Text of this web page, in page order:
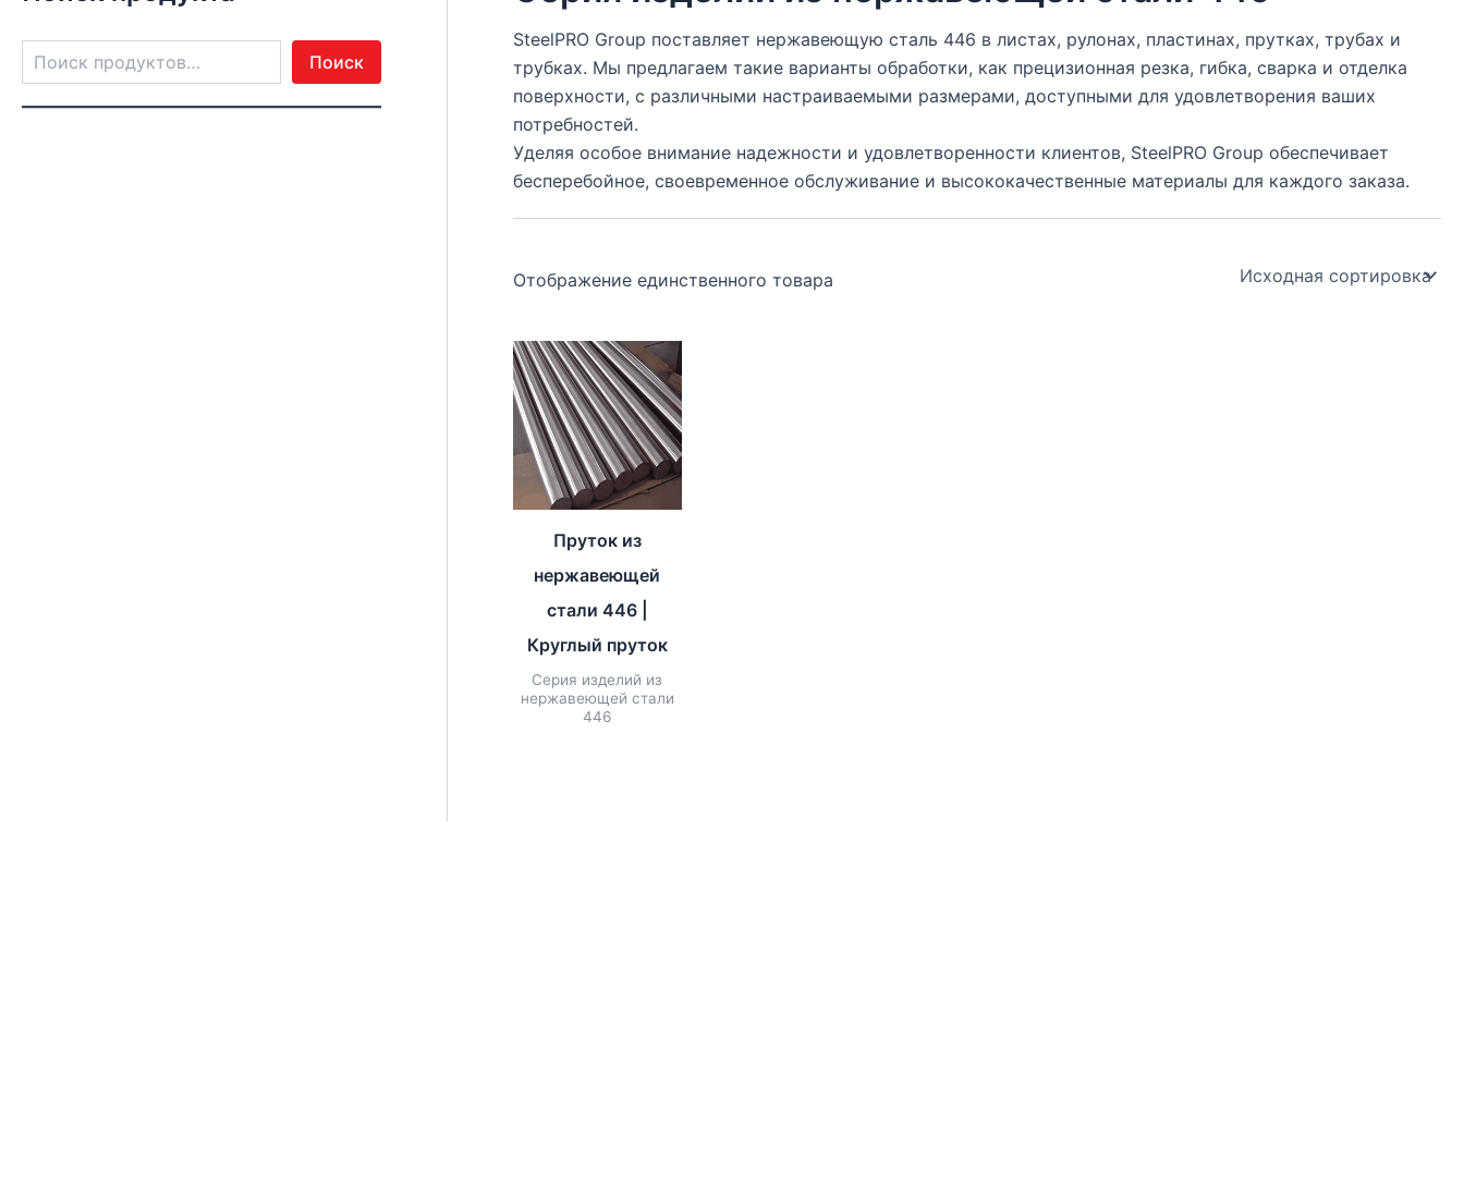
Поиск
SteelPRO Group поставляет нержавеющую сталь 446 в листах, рулонах, пластинах, прутках, трубах и
трубках. Мы предлагаем такие варианты обработки, как прецизионная резка, гибка, сварка и отделка
поверхности, с различными настраиваемыми размерами, доступными для удовлетворения ваших
потребностей.
Уделяя особое внимание надежности и удовлетворенности клиентов, SteelPRO Group обеспечивает
бесперебойное, своевременное обслуживание и высококачественные материалы для каждого заказа.
Отображение единственного товара
Пруток из
нержавеющей
стали 446 |
Круглый пруток
Серия изделий из
нержавеющей стали
446